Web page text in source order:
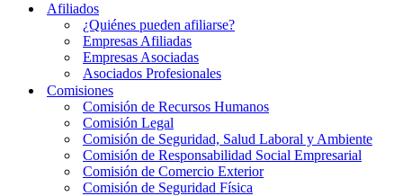
Afiliados
¿Quiénes pueden afiliarse?
Empresas Afiliadas
Empresas Asociadas
Asociados Profesionales
Comisiones
Comisión de Recursos Humanos
Comisión Legal
Comisión de Seguridad, Salud Laboral y Ambiente
Comisión de Responsabilidad Social Empresarial
Comisión de Comercio Exterior
Comisión de Seguridad Física